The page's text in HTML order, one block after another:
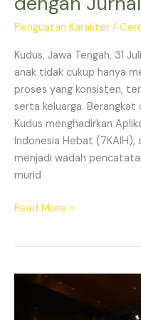
Penguatan Karakter /
Kudus, Jawa Tengah, 31
anak tidak cukup hanya
proses yang konsisten,
serta keluarga.
Kudus menghadirkan
Indonesia Hebat
menjadi wadah
murid
Read More »
HAN